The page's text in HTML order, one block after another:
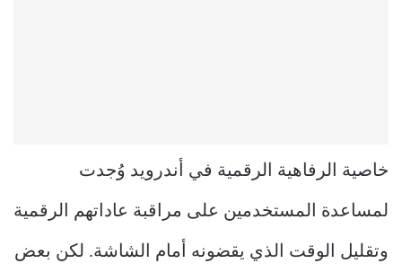
خاصية الرفاهية الرقمية في أندرويد وُجدت
لمساعدة المستخدمين على مراقبة عاداتهم الرقمية
وتقليل الوقت الذي يقضونه أمام الشاشة. لكن بعض